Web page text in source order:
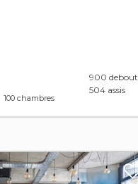
100 chambres
900 debout
504 assis